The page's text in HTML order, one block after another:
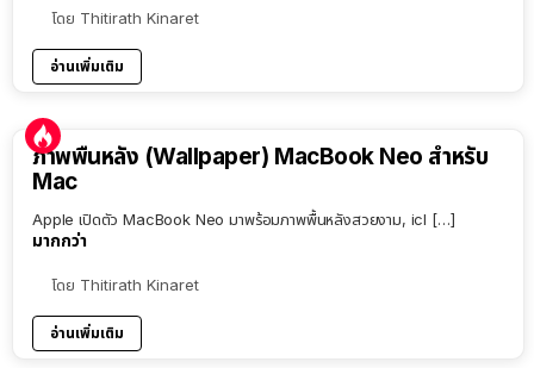
โดย Thitirath Kinaret
อ่านเพิ่มเติม
ภาพพื้นหลัง (Wallpaper) MacBook Neo สำหรับ
Mac
Apple เปิดตัว MacBook Neo มาพร้อมภาพพื้นหลังสวยงาม, icl […]
มากกว่า
โดย Thitirath Kinaret
อ่านเพิ่มเติม